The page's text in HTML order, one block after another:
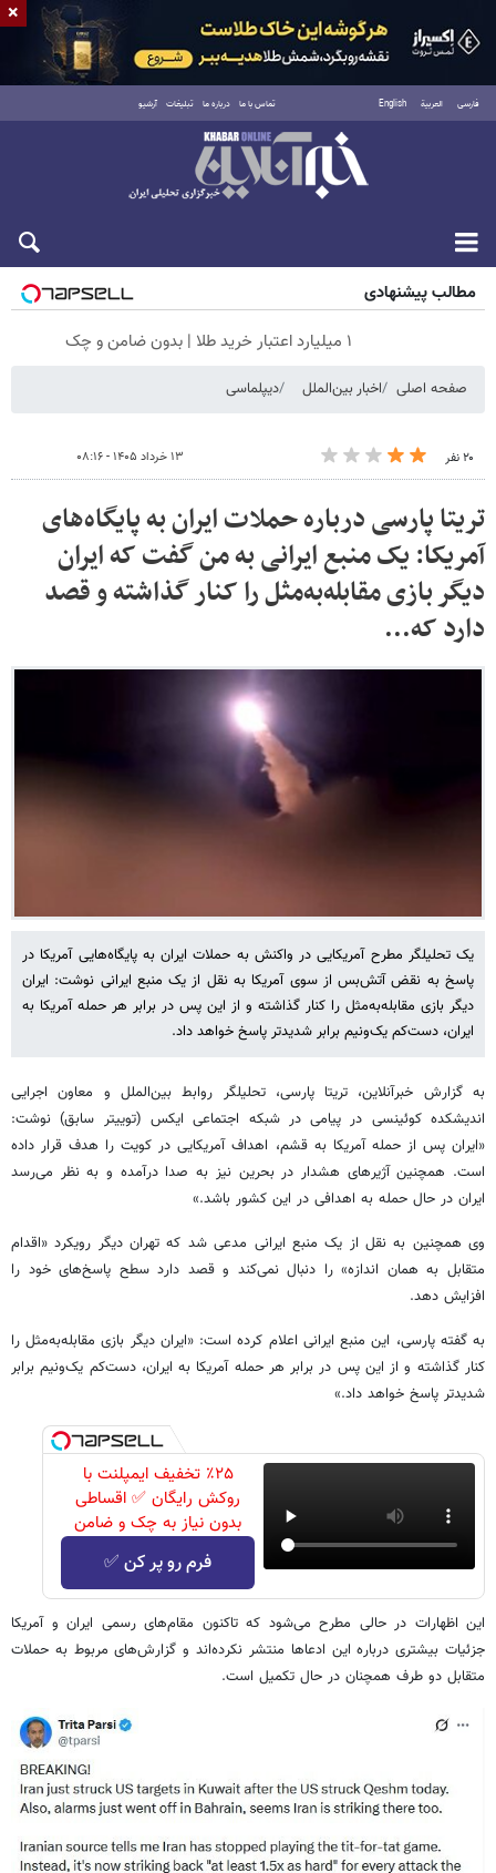
فارسی العربية English تماس با ما درباره ما تبلیغات آرشیو
جمعه ۱۶ مرداد ۱۴۰۵
مطالب پیشنهادی
۱ میلیارد اعتبار خرید طلا | بدون ضامن و چک
صفحه اصلی اخبار بین‌الملل دیپلماسی
۲۰ نفر ۱۳ خرداد ۱۴۰۵ - ۰۸:۱۶
تریتا پارسی درباره حملات ایران به پایگاه‌های
آمریکا: یک منبع ایرانی به من گفت که ایران
دیگر بازی مقابله‌به‌مثل را کنار گذاشته و قصد
دارد که...
یک تحلیلگر مطرح آمریکایی در واکنش به حملات ایران به پایگاه‌هایی آمریکا در
پاسخ به نقض آتش‌بس از سوی آمریکا به نقل از یک منبع ایرانی نوشت: ایران
دیگر بازی مقابله‌به‌مثل را کنار گذاشته و از این پس در برابر هر حمله آمریکا به
ایران، دست‌کم یک‌ونیم برابر شدیدتر پاسخ خواهد داد.
به گزارش خبرآنلاین، تریتا پارسی، تحلیلگر روابط بین‌الملل و معاون اجرایی
اندیشکده کوئینسی در پیامی در شبکه اجتماعی ایکس (توییتر سابق) نوشت:
«ایران پس از حمله آمریکا به قشم، اهداف آمریکایی در کویت را هدف قرار داده
است. همچنین آژیرهای هشدار در بحرین نیز به صدا درآمده و به نظر می‌رسد
ایران در حال حمله به اهدافی در این کشور باشد.»
وی همچنین به نقل از یک منبع ایرانی مدعی شد که تهران دیگر رویکرد «اقدام
متقابل به همان اندازه» را دنبال نمی‌کند و قصد دارد سطح پاسخ‌های خود را
افزایش دهد.
به گفته پارسی، این منبع ایرانی اعلام کرده است: «ایران دیگر بازی مقابله‌به‌مثل را
کنار گذاشته و از این پس در برابر هر حمله آمریکا به ایران، دست‌کم یک‌ونیم برابر
شدیدتر پاسخ خواهد داد.»
٪۲۵ تخفیف ایمپلنت با
روکش رایگان ✅ اقساطی
بدون نیاز به چک و ضامن
فرم رو پر کن ✅
این اظهارات در حالی مطرح می‌شود که تاکنون مقام‌های رسمی ایران و آمریکا
جزئیات بیشتری درباره این ادعاها منتشر نکرده‌اند و گزارش‌های مربوط به حملات
متقابل دو طرف همچنان در حال تکمیل است.
×